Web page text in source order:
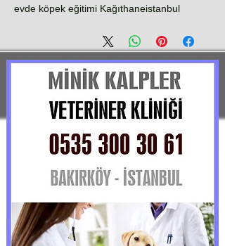
evde köpek eğitimi Kağıthaneistanbul